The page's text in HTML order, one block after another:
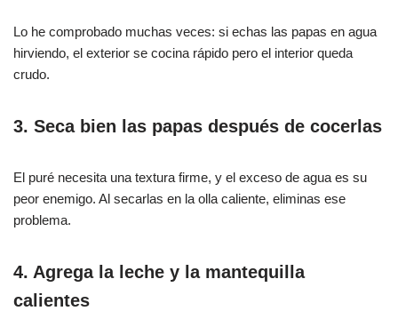
Lo he comprobado muchas veces: si echas las papas en agua
hirviendo, el exterior se cocina rápido pero el interior queda
crudo.
3. Seca bien las papas después de cocerlas
El puré necesita una textura firme, y el exceso de agua es su
peor enemigo. Al secarlas en la olla caliente, eliminas ese
problema.
4. Agrega la leche y la mantequilla
calientes